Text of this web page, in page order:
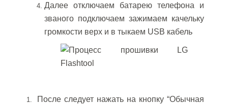
Далее отключаем батарею телефона и
званого подключаем зажимаем качельку
громкости верх и в тыкаем USB кабель
После следует нажать на кнопку “Обычная